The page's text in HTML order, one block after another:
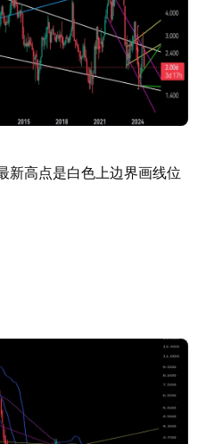
。虽然天气模式和储存动态
长期战略考量越来越被基础
治风险管理所主导。随着行
资和整合进行调整，天然气
的阶段，可能从根本上改变
场中确立新的格局。
新高点是白色上边界画线位